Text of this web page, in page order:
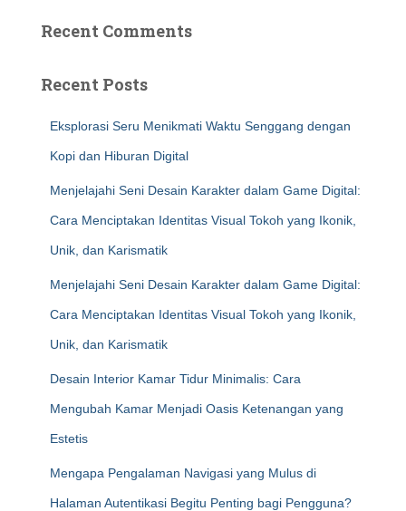
Recent Comments
Recent Posts
Eksplorasi Seru Menikmati Waktu Senggang dengan
Kopi dan Hiburan Digital
Menjelajahi Seni Desain Karakter dalam Game Digital:
Cara Menciptakan Identitas Visual Tokoh yang Ikonik,
Unik, dan Karismatik
Menjelajahi Seni Desain Karakter dalam Game Digital:
Cara Menciptakan Identitas Visual Tokoh yang Ikonik,
Unik, dan Karismatik
Desain Interior Kamar Tidur Minimalis: Cara
Mengubah Kamar Menjadi Oasis Ketenangan yang
Estetis
Mengapa Pengalaman Navigasi yang Mulus di
Halaman Autentikasi Begitu Penting bagi Pengguna?